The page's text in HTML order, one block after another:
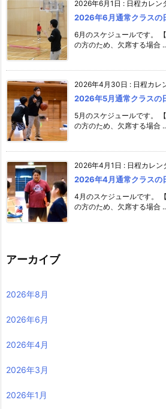
2026年6月1日 : 日程カレン
2026年6月通常クラスの
6月のスケジュールです。
の方のため、欠席する場合
2026年4月30日 : 日程カレ
2026年5月通常クラスの
5月のスケジュールです。
の方のため、欠席する場合
2026年4月1日 : 日程カレン
2026年4月通常クラスの
4月のスケジュールです。
の方のため、欠席する場合
アーカイブ
2026年8月
2026年6月
2026年4月
2026年3月
2026年1月